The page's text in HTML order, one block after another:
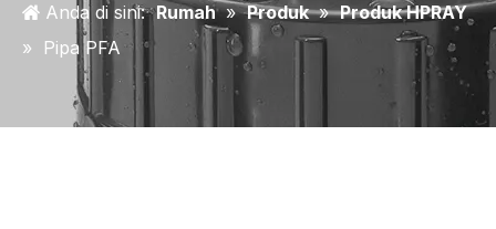
Anda di sini: Rumah » Produk » Produk HPRAY
»
Pipa PFA